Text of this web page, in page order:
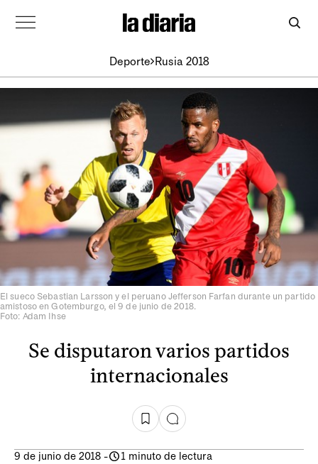
Deporte Rusia 2018
El sueco Sebastian Larsson y el peruano Jefferson Farfan durante un partido
amistoso en Gotemburgo, el 9 de junio de 2018.
Foto: Adam Ihse
Se disputaron varios partidos
internacionales
9 de junio de 2018 - 1 minuto de lectura